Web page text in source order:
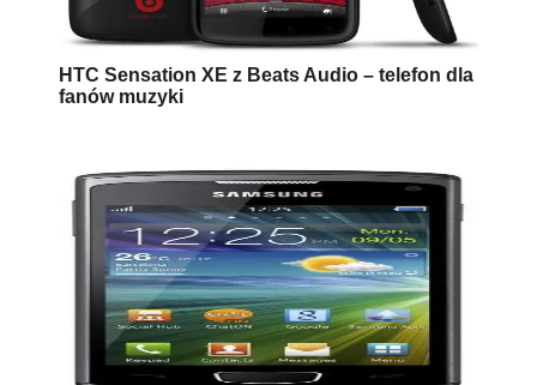
HTC Sensation XE z Beats Audio – telefon dla
fanów muzyki